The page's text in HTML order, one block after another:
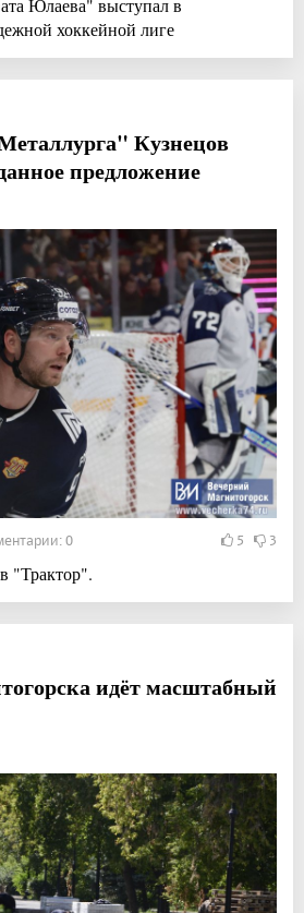
Юлаева" выступал в
хоккейной лиге
Кузнецов
предложение
0 5 3
"Трактор".
идёт масштабный